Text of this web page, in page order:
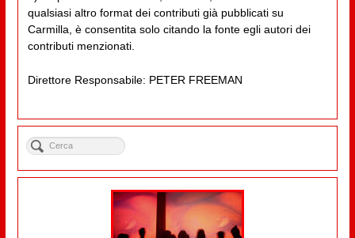
qualsiasi altro format dei contributi già pubblicati su
Carmilla, è consentita solo citando la fonte egli autori dei
contributi menzionati.
Direttore Responsabile: PETER FREEMAN